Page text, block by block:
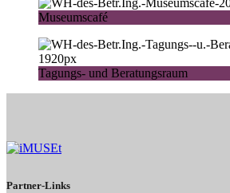
Museumscafé
Tagungs- und Beratungsraum
Partner-Links